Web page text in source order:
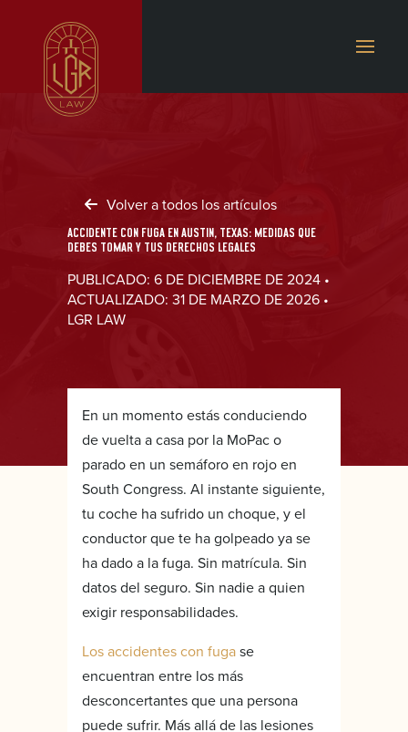
Volver a todos los artículos
ACCIDENTE CON FUGA EN AUSTIN, TEXAS: MEDIDAS QUE
DEBES TOMAR Y TUS DERECHOS LEGALES
PUBLICADO: 6 DE DICIEMBRE DE 2024 •
ACTUALIZADO: 31 DE MARZO DE 2026 •
LGR LAW
En un momento estás conduciendo
de vuelta a casa por la MoPac o
parado en un semáforo en rojo en
South Congress. Al instante siguiente,
tu coche ha sufrido un choque, y el
conductor que te ha golpeado ya se
ha dado a la fuga. Sin matrícula. Sin
datos del seguro. Sin nadie a quien
exigir responsabilidades.
Los accidentes con fugase
encuentran entre los más
desconcertantes que una persona
puede sufrir. Más allá de las lesiones